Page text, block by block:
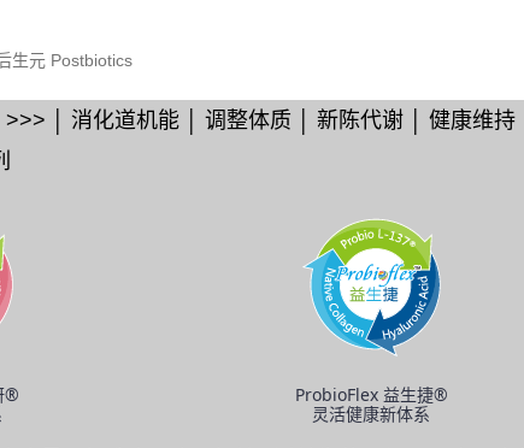
生元 Postbiotics
│ 消化道机能 │ 调整体质 │ 新陈代谢 │ 健康维持 │
®
ProbioFlex 益生捷®
灵活健康新体系